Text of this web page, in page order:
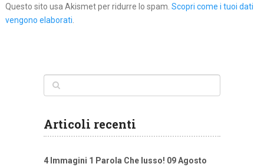
Questo sito usa Akismet per ridurre lo spam. Scopri come i tuoi dati
vengono elaborati.
Articoli recenti
4 Immagini 1 Parola Che lusso! 09 Agosto